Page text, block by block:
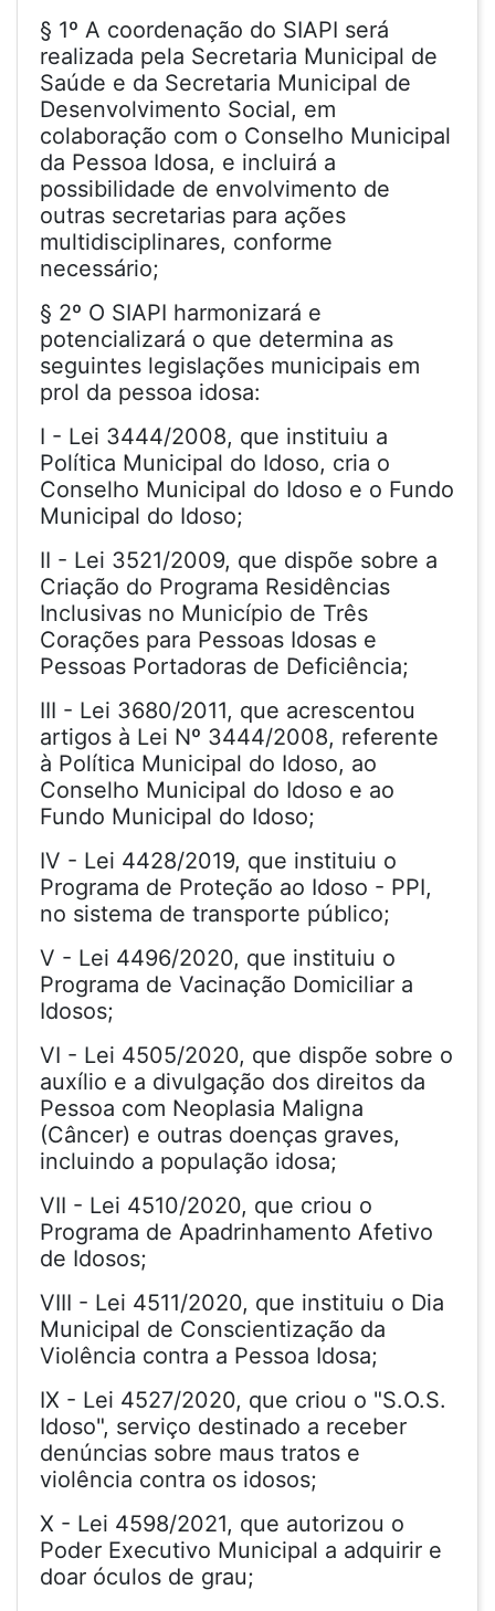
§ 1º A coordenação do SIAPI será
realizada pela Secretaria Municipal de
Saúde e da Secretaria Municipal de
Desenvolvimento Social, em
colaboração com o Conselho Municipal
da Pessoa Idosa, e incluirá a
possibilidade de envolvimento de
outras secretarias para ações
multidisciplinares, conforme
necessário;
§ 2º O SIAPI harmonizará e
potencializará o que determina as
seguintes legislações municipais em
prol da pessoa idosa:
I - Lei 3444/2008, que instituiu a
Política Municipal do Idoso, cria o
Conselho Municipal do Idoso e o Fundo
Municipal do Idoso;
II - Lei 3521/2009, que dispõe sobre a
Criação do Programa Residências
Inclusivas no Município de Três
Corações para Pessoas Idosas e
Pessoas Portadoras de Deficiência;
III - Lei 3680/2011, que acrescentou
artigos à Lei Nº 3444/2008, referente
à Política Municipal do Idoso, ao
Conselho Municipal do Idoso e ao
Fundo Municipal do Idoso;
IV - Lei 4428/2019, que instituiu o
Programa de Proteção ao Idoso - PPI,
no sistema de transporte público;
V - Lei 4496/2020, que instituiu o
Programa de Vacinação Domiciliar a
Idosos;
VI - Lei 4505/2020, que dispõe sobre o
auxílio e a divulgação dos direitos da
Pessoa com Neoplasia Maligna
(Câncer) e outras doenças graves,
incluindo a população idosa;
VII - Lei 4510/2020, que criou o
Programa de Apadrinhamento Afetivo
de Idosos;
VIII - Lei 4511/2020, que instituiu o Dia
Municipal de Conscientização da
Violência contra a Pessoa Idosa;
IX - Lei 4527/2020, que criou o "S.O.S.
Idoso", serviço destinado a receber
denúncias sobre maus tratos e
violência contra os idosos;
X - Lei 4598/2021, que autorizou o
Poder Executivo Municipal a adquirir e
doar óculos de grau;